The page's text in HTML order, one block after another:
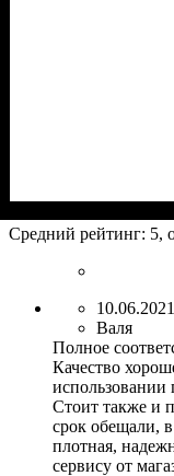
Средний рейтинг: 5,
10.06.2021
Валя
Полное
Качество
использовании
Стоит также и
срок обещали,
плотная,
сервису от